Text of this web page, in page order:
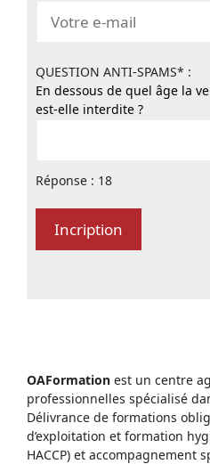
QUESTION ANTI-SPAMS* :
En dessous de quel âge la
est-elle interdite ?
Réponse : 18
OAFormation est un centre
professionnelles spécialisé
Délivrance de formations
d’exploitation et formation
HACCP) et accompagnement